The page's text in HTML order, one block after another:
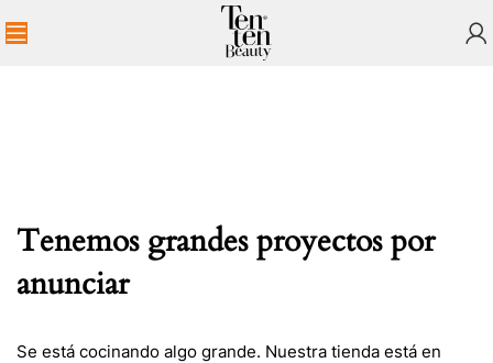
Tenemos grandes proyectos por
anunciar
Se está cocinando algo grande. Nuestra tienda está en